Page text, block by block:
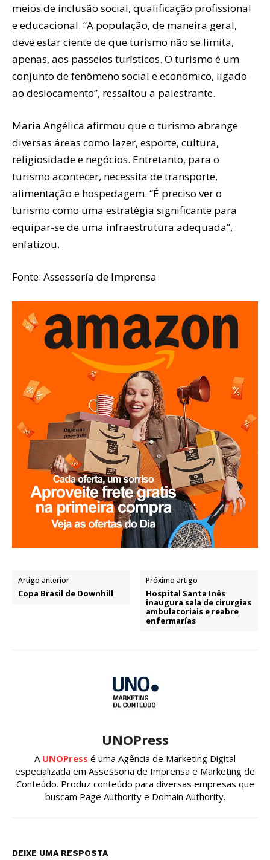
meios de inclusão social, qualificação profissional
e educacional. “A população, de maneira geral,
deve estar ciente de que turismo não se limita,
apenas, aos passeios turísticos. O turismo é um
conjunto de fenômeno social e econômico, ligado
ao deslocamento”, ressaltou a palestrante.
Maria Angélica afirmou que o turismo abrange
diversas áreas como lazer, esporte, cultura,
religiosidade e negócios. Entretanto, para o
turismo acontecer, necessita de transporte,
alimentação e hospedagem. “É preciso ver o
turismo como uma estratégia significante para
equipar-se de uma infraestrutura adequada”,
enfatizou.
Fonte: Assessoría de Imprensa
Artigo anterior
Copa Brasil de Downhill
Próximo artigo
Hospital Santa Inês
inaugura sala de cirurgias
ambulatoriais e reabre
enfermarías
UNOPress
A UNOPress é uma Agência de Marketing Digital
especializada em Assessoria de Imprensa e Marketing de
Conteúdo. Produz conteúdo para diversas empresas que
buscam Page Authority e Domain Authority.
DEIXE UMA RESPOSTA